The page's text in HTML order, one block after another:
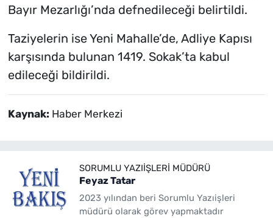
Bayır Mezarlığı’nda defnedileceği belirtildi.
Taziyelerin ise Yeni Mahalle’de, Adliye Kapısı
karşısında bulunan 1419. Sokak’ta kabul
edileceği bildirildi.
Kaynak: Haber Merkezi
SORUMLU YAZIIŞLERI MÜDÜRÜ
Feyaz Tatar
2023 yılından beri Sorumlu Yazıişleri
müdürü olarak görev yapmaktadır